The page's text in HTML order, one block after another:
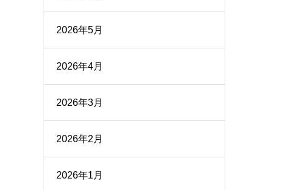
2026年5月
2026年4月
2026年3月
2026年2月
2026年1月